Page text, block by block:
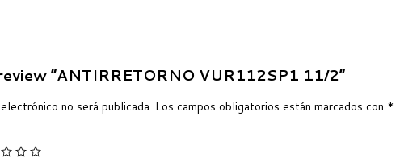
“ANTIRRETORNO VUR112SP1 11/2”
no será publicada. Los campos obligatorios están marcados con *